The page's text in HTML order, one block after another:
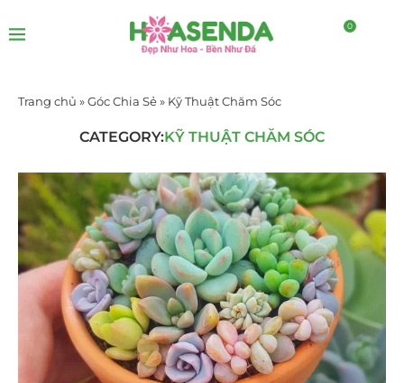
0
Trang chủ »Góc Chia Sẻ» Kỹ Thuật Chăm Sóc
CATEGORY:KỸ THUẬT CHĂM SÓC